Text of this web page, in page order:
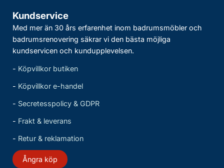
Kundservice
Med mer än 30 års erfarenhet inom badrumsmöbler och
badrumsrenovering säkrar vi den bästa möjliga
kundservicen och kundupplevelsen.
- Köpvillkor butiken
- Köpvillkor e-handel
- Secretesspolicy & GDPR
- Frakt & leverans
- Retur & reklamation
Ångra köp